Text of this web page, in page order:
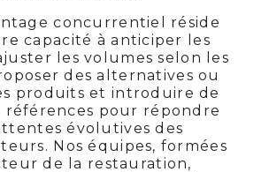
concurrentiel réside
capacité à anticiper les
les volumes selon les
des alternatives ou
produits et introduire de
références pour répondre
évolutives des
Nos équipes, formées
de la restauration,